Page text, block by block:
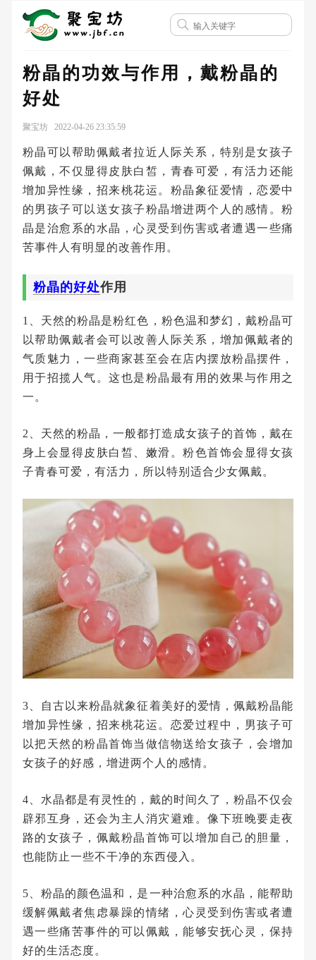
粉晶的功效与作用，戴粉晶的
好处
聚宝坊 2022-04-26 23:35:59
粉晶可以帮助佩戴者拉近人际关系，特别是女孩子
佩戴，不仅显得皮肤白皙，青春可爱，有活力还能
增加异性缘，招来桃花运。粉晶象征爱情，恋爱中
的男孩子可以送女孩子粉晶增进两个人的感情。粉
晶是治愈系的水晶，心灵受到伤害或者遭遇一些痛
苦事件人有明显的改善作用。
粉晶的好处作用
1、天然的粉晶是粉红色，粉色温和梦幻，戴粉晶可
以帮助佩戴者会可以改善人际关系，增加佩戴者的
气质魅力，一些商家甚至会在店内摆放粉晶摆件，
用于招揽人气。这也是粉晶最有用的效果与作用之
一。
2、天然的粉晶，一般都打造成女孩子的首饰，戴在
身上会显得皮肤白皙、嫩滑。粉色首饰会显得女孩
子青春可爱，有活力，所以特别适合少女佩戴。
3、自古以来粉晶就象征着美好的爱情，佩戴粉晶能
增加异性缘，招来桃花运。恋爱过程中，男孩子可
以把天然的粉晶首饰当做信物送给女孩子，会增加
女孩子的好感，增进两个人的感情。
4、水晶都是有灵性的，戴的时间久了，粉晶不仅会
辟邪互身，还会为主人消灾避难。像下班晚要走夜
路的女孩子，佩戴粉晶首饰可以增加自己的胆量，
也能防止一些不干净的东西侵入。
5、粉晶的颜色温和，是一种治愈系的水晶，能帮助
缓解佩戴者焦虑暴躁的情绪，心灵受到伤害或者遭
遇一些痛苦事件的可以佩戴，能够安抚心灵，保持
好的生活态度。